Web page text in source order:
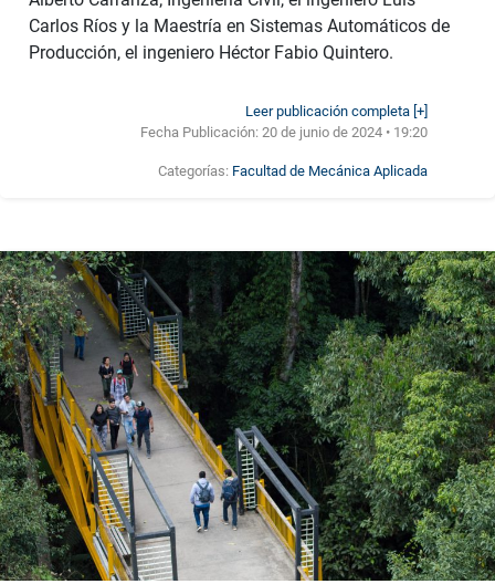
Carlos Ríos y la Maestría en Sistemas Automáticos de
Producción, el ingeniero Héctor Fabio Quintero.
Leer publicación completa [+]
Fecha Publicación:20 de junio de 2024 • 19:20
Categorías: Facultad de Mecánica Aplicada